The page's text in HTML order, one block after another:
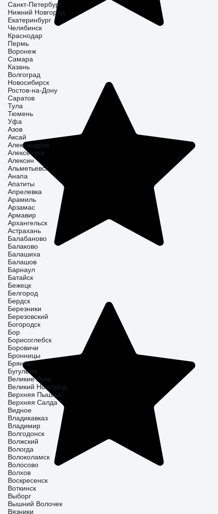
Санкт-Петербург
Нижний Новгород
Екатеринбург
Челябинск
Краснодар
Пермь
Воронеж
Самара
Казань
Волгоград
Новосибирск
Ростов-на-Дону
Саратов
Тула
Тюмень
Уфа
Азов
Аксай
Александров
Алексеевка
Алексин
Альметьевск
Анапа
Апатиты
Апрелевка
Арамиль
Арзамас
Армавир
Архангельск
Астрахань
Балабаново
Балаково
Балашиха
Балашов
Барнаул
Батайск
Бежецк
Белгород
Бердск
Березники
Березовский
Богородск
Бор
Борисоглебск
Боровичи
Бронницы
Брянск
Бугульма
Великие Луки
Великий Новгород
Верхняя Пышма
Верхняя Салда
Видное
Владикавказ
Владимир
Волгодонск
Волжский
Вологда
Волоколамск
Волосово
Волхов
Воскресенск
Воткинск
Выборг
Вышний Волочек
Вязники